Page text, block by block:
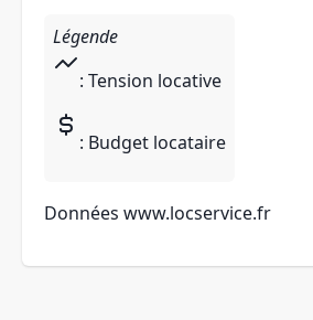
Légende
: Tension locative
: Budget locataire
Données www.locservice.fr